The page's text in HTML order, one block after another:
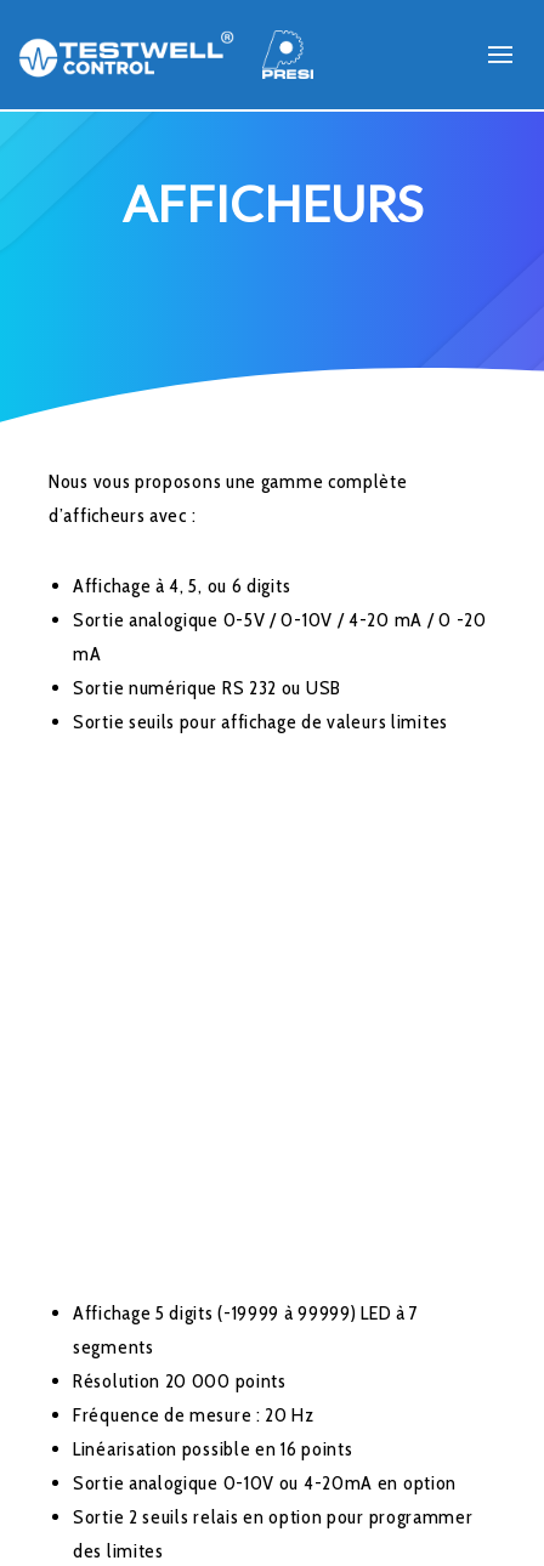
AFFICHEURS
Nous vous proposons une gamme complète
d’afficheurs avec :
Affichage à 4, 5, ou 6 digits
Sortie analogique 0-5V / 0-10V / 4-20 mA / 0 -20
mA
Sortie numérique RS 232 ou USB
Sortie seuils pour affichage de valeurs limites
Affichage 5 digits (-19999 à 99999) LED à 7
segments
Résolution 20 000 points
Fréquence de mesure : 20 Hz
Linéarisation possible en 16 points
Sortie analogique 0-10V ou 4-20mA en option
Sortie 2 seuils relais en option pour programmer
des limites